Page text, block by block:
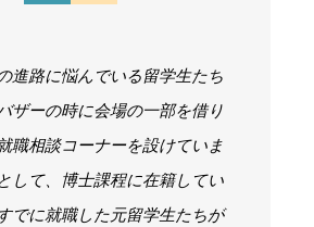
進路に悩んでいる留学生たち
ザーの時に会場の一部を借り
職相談コーナーを設けていま
して、博士課程に在籍してい
でに就職した元留学生たちが